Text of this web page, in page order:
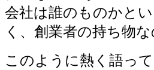
会社は誰のものかと
く、創業者の持ち物な
このように熱く語っ